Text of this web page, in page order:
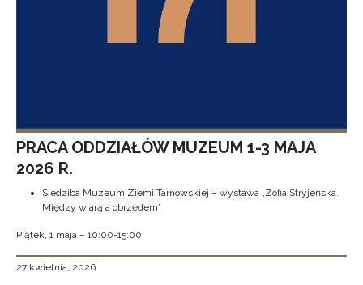
PRACA ODDZIAŁÓW MUZEUM 1-3 MAJA
2026 R.
Siedziba Muzeum Ziemi Tarnowskiej – wystawa „Zofia Stryjeńska.
Między wiarą a obrzędem”
Piątek, 1 maja – 10:00-15:00
27 kwietnia, 2026